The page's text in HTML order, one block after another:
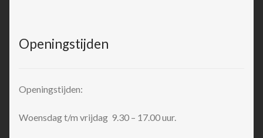
Openingstijden
Openingstijden:
Woensdag t/m vrijdag 9.30 – 17.00 uur.